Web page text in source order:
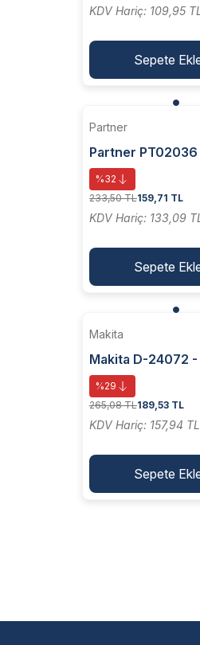
KDV Hariç: 109,95 TL
Sepete
Partner
Partner PT02036
Burma Tellili M14
Çanak Fırça 65 Mm
%32
233,50 TL159,71 TL
KDV Hariç: 133,09
Sepete
Makita
Makita D-24072 -
Fırça - Dalgalı Telli
60xm14x2 Mm
%29
265,08 TL189,53 TL
KDV Hariç: 157,94 TL
Sepete